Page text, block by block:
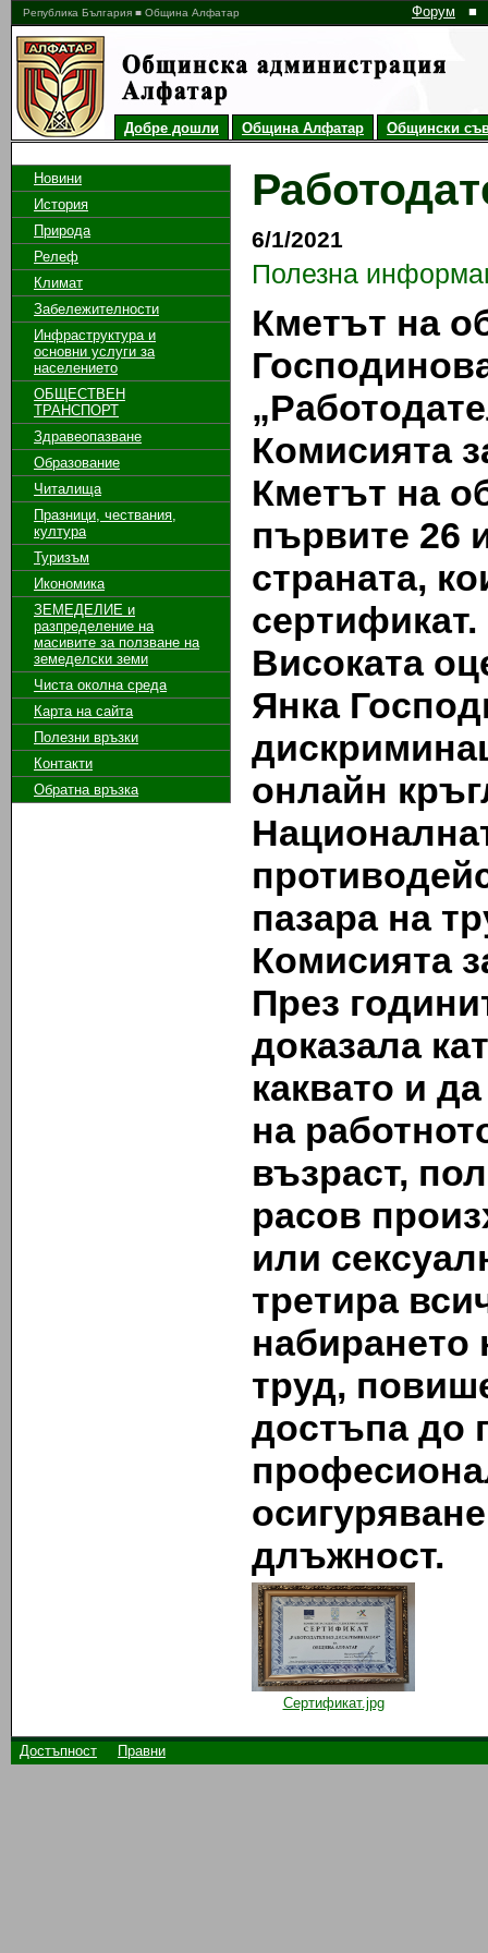
Република България ■ Община Алфатар Форум ■
Добре дошли Община Алфатар Общински
Новини
История
Природа
Релеф
Климат
Забележителности
Инфраструктура и
основни услуги за
населението
ОБЩЕСТВЕН
ТРАНСПОРТ
Здравеопазване
Образование
Читалища
Празници, чествания,
култура
Туризъм
Икономика
ЗЕМЕДЕЛИЕ и
разпределение на
масивите за ползване на
земeделски земи
Чиста околна среда
Карта на сайта
Полезни връзки
Контакти
Обратна връзка
6/1/2021
Полезна
Кметът на
Комисията
Кметът на
първите 26
страната,
сертификат.
Високата
Янка
онлайн
пазара на
Комисията
През
доказала
каквато и
на
възраст,
расов
или
третира
набирането
труд,
достъпа до
длъжност.
Сертификат.jpg
Достъпност Правни